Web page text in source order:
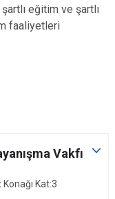
eğitim ve şartlı
faaliyetleri
Vakfı
Kat:3